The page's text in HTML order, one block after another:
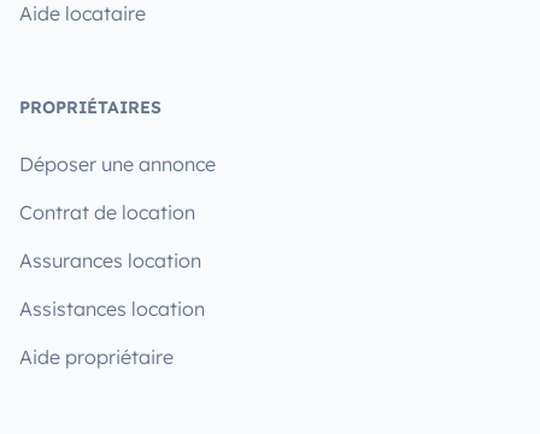
Aide locataire
PROPRIÉTAIRES
Déposer une annonce
Contrat de location
Assurances location
Assistances location
Aide propriétaire